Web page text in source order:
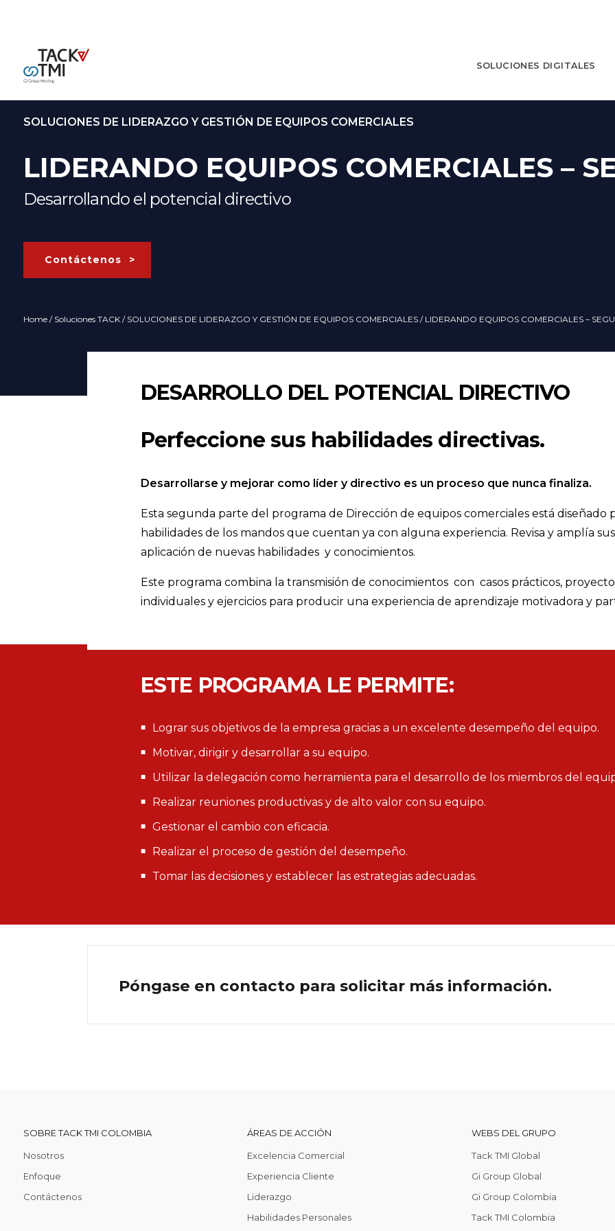
SOLUCIONES DIGITALES
SOLUCIONES DE LIDERAZGO Y GESTIÓN DE EQUIPOS COMERCIALES
LIDERANDO EQUIPOS COMERCIALES –
Desarrollando el potencial directivo
Contáctenos
Home/ Soluciones TACK/ SOLUCIONES DE LIDERAZGO Y GESTIÓN DE EQUIPOS COMERCIALES/ LIDERANDO EQUIPOS COMERCIALES –
DESARROLLO DEL POTENCIAL DIRECTIVO
Perfeccione sus habilidades directivas.
Desarrollarse y mejorar como líder y directivo es un proceso que nunca finaliza.
Esta segunda parte del programa de Dirección de equipos comerciales está diseñado
habilidades de los mandos que cuentan ya con alguna experiencia. Revisa y amplía
aplicación de nuevas habilidades y conocimientos.
Este programa combina la transmisión de conocimientos con casos prácticos,
individuales y ejercicios para producir una experiencia de aprendizaje motivadora y
ESTE PROGRAMA LE PERMITE:
Lograr sus objetivos de la empresa gracias a un excelente desempeño del equipo.
Motivar, dirigir y desarrollar a su equipo.
Utilizar la delegación como herramienta para el desarrollo de los miembros del
Realizar reuniones productivas y de alto valor con su equipo.
Gestionar el cambio con eficacia.
Realizar el proceso de gestión del desempeño.
Tomar las decisiones y establecer las estrategias adecuadas.
Póngase en contacto para solicitar más información.
SOBRE TACK TMI COLOMBIA
Nosotros
Enfoque
Contáctenos
ÁREAS DE ACCIÓN
Excelencia Comercial
Experiencia Cliente
Liderazgo
Habilidades Personales
WEBS DEL GRUPO
Tack TMI Global
Gi Group Global
Gi Group Colombia
Tack TMI Colombia